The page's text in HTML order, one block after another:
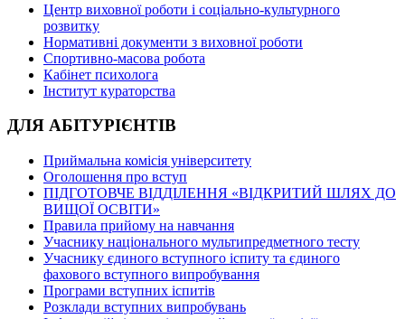
Центр виховної роботи і соціально-культурного
розвитку
Нормативні документи з виховної роботи
Спортивно-масова робота
Кабінет психолога
Інститут кураторства
ДЛЯ АБІТУРІЄНТІВ
Приймальна комісія університету
Оголошення про вступ
ПІДГОТОВЧЕ ВІДДІЛЕННЯ «ВІДКРИТИЙ ШЛЯХ ДО
ВИЩОЇ ОСВІТИ»
Правила прийому на навчання
Учаснику національного мультипредметного тесту
Учаснику єдиного вступного іспиту та єдиного
фахового вступного випробування
Програми вступних іспитів
Розклади вступних випробувань